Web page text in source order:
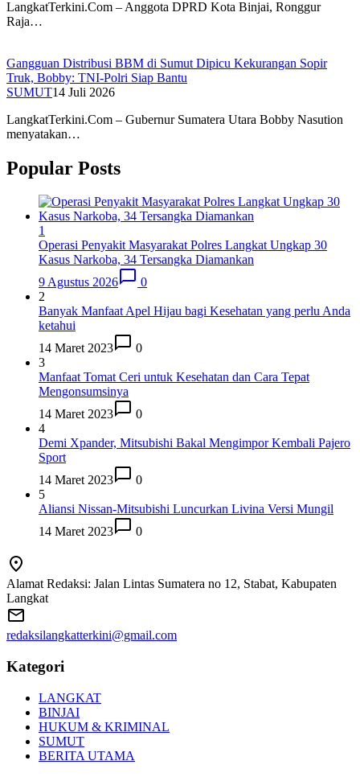
LangkatTerkini.Com – Anggota DPRD Kota Binjai, Ronggur
Raja…
Gangguan Distribusi BBM di Sumut Dipicu Kekurangan Sopir
Truk, Bobby: TNI-Polri Siap Bantu
SUMUT14 Juli 2026
LangkatTerkini.Com – Gubernur Sumatera Utara Bobby Nasution
menyatakan…
Popular Posts
1
Operasi Penyakit Masyarakat Polres Langkat Ungkap 30
Kasus Narkoba, 34 Tersangka Diamankan
9 Agustus 2026
0
2
Banyak Manfaat Apel Hijau bagi Kesehatan yang perlu Anda
ketahui
14 Maret 2023
0
3
Manfaat Tomat Ceri untuk Kesehatan dan Cara Tepat
Mengonsumsinya
14 Maret 2023
0
4
Demi Xpander, Mitsubishi Bakal Mengimpor Kembali Pajero
Sport
14 Maret 2023
0
5
Aliansi Nissan-Mitsubishi Luncurkan Livina Versi Mungil
14 Maret 2023
0
Alamat Redaksi: Jalan Lintas Sumatera no 12, Stabat, Kabupaten
Langkat
redaksilangkatterkini@gmail.com
Kategori
LANGKAT
BINJAI
HUKUM & KRIMINAL
SUMUT
BERITA UTAMA